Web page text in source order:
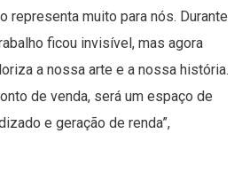
representa muito para nós. Durante
ficou invisível, mas agora
a nossa arte e a nossa história.
de venda, será um espaço de
e geração de renda”,